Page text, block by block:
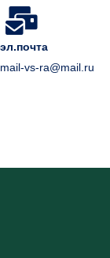
эл.почта
mail-vs-ra@mail.ru